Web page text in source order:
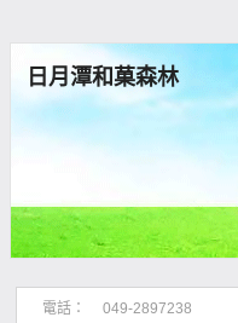
日月潭和菓森林
電話： 049-2897238